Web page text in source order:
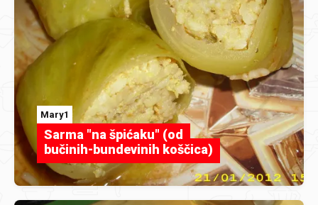
Mary1
Sarma "na špićaku" (od
bučinih-bundevinih koščica)